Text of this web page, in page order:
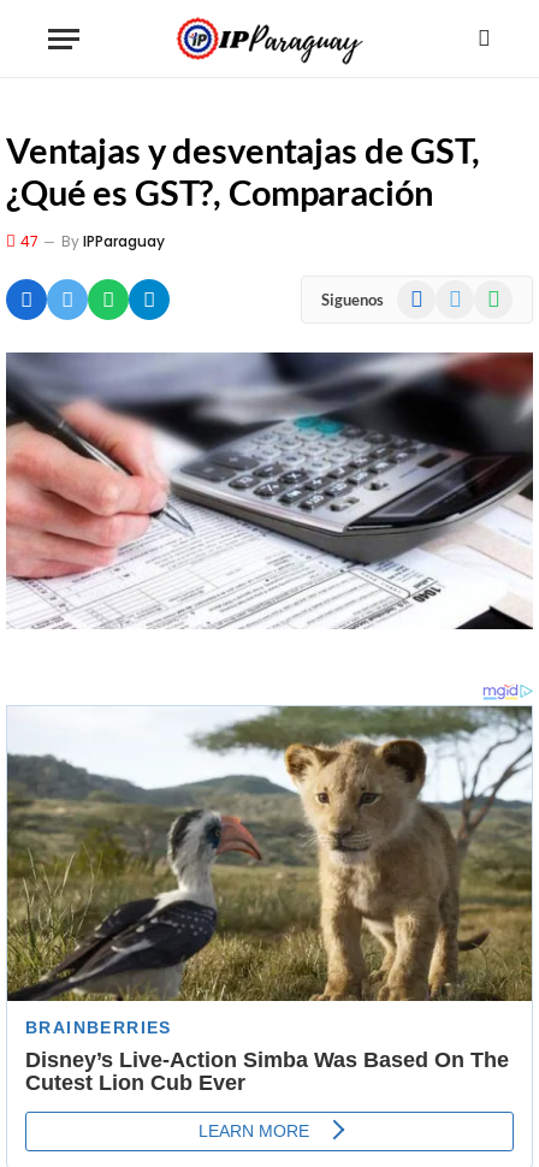
Ventajas y desventajas de GST,
¿Qué es GST?, Comparación
47 ByIPParaguay
Siguenos Facebook